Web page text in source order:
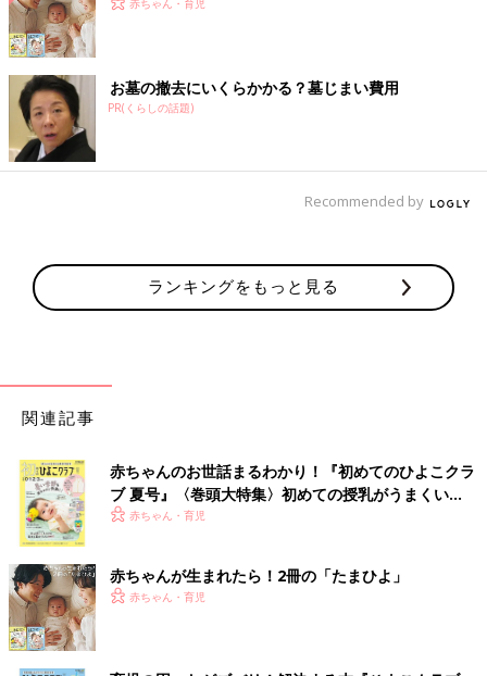
赤ちゃん・育児
お墓の撤去にいくらかかる？墓じまい費用
PR(くらしの話題)
Recommended by
ランキングをもっと見る
関連記事
赤ちゃんのお世話まるわかり！『初めてのひよこクラ
ブ 夏号』〈巻頭大特集〉初めての授乳がうまくい
く！ おっぱい・ミルクの基本と夏のトラブル 解決テ
赤ちゃん・育児
赤ちゃんが生まれたら！2冊の「たまひよ」
赤ちゃん・育児